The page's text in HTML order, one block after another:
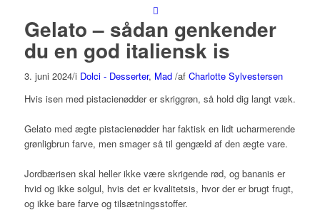
Gelato – sådan genkender
du en god italiensk is
3. juni 2024/i Dolci - Desserter, Mad /af Charlotte Sylvestersen
Hvis isen med pistacienødder er skriggrøn, så hold dig langt væk.
Gelato med ægte pistacienødder har faktisk en lidt ucharmerende
grønligbrun farve, men smager så til gengæld af den ægte vare.
Jordbærisen skal heller ikke være skrigende rød, og bananis er
hvid og ikke solgul, hvis det er kvalitetsis, hvor der er brugt frugt,
og ikke bare farve og tilsætningsstoffer.